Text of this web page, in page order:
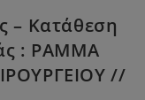
– Κατάθεση
: ΡΑΜΜΑ
//